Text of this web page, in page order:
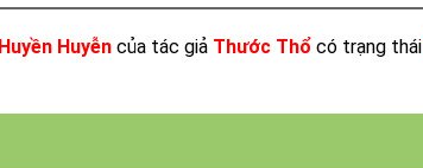
Huyền Huyễn của tác giả Thước Thổ có trạng thái